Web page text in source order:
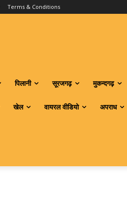
Terms & Conditions
पिलानी सूरजगढ़ मुकन्दगढ़
खेल वायरल वीडियो अपराध